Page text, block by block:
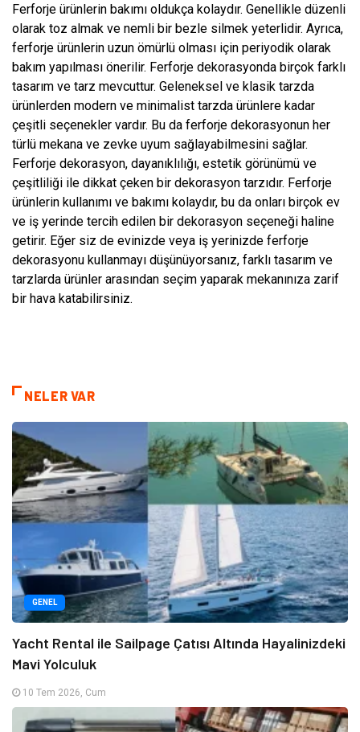
Ferforje ürünlerin bakımı oldukça kolaydır. Genellikle düzenli
olarak toz almak ve nemli bir bezle silmek yeterlidir. Ayrıca,
ferforje ürünlerin uzun ömürlü olması için periyodik olarak
bakım yapılması önerilir. Ferforje dekorasyonda birçok farklı
tasarım ve tarz mevcuttur. Geleneksel ve klasik tarzda
ürünlerden modern ve minimalist tarzda ürünlere kadar
çeşitli seçenekler vardır. Bu da ferforje dekorasyonun her
türlü mekana ve zevke uyum sağlayabilmesini sağlar.
Ferforje dekorasyon, dayanıklılığı, estetik görünümü ve
çeşitliliği ile dikkat çeken bir dekorasyon tarzıdır. Ferforje
ürünlerin kullanımı ve bakımı kolaydır, bu da onları birçok ev
ve iş yerinde tercih edilen bir dekorasyon seçeneği haline
getirir. Eğer siz de evinizde veya iş yerinizde ferforje
dekorasyonu kullanmayı düşünüyorsanız, farklı tasarım ve
tarzlarda ürünler arasından seçim yaparak mekanınıza zarif
bir hava katabilirsiniz.
NELER VAR
GENEL
Yacht Rental ile Sailpage Çatısı Altında Hayalinizdeki
Mavi Yolculuk
10 Tem 2026, Cum